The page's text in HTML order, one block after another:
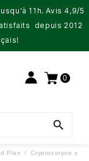
11h. Avis 4,9/5
depuis 2012
0

Plan Cryptocoryne x